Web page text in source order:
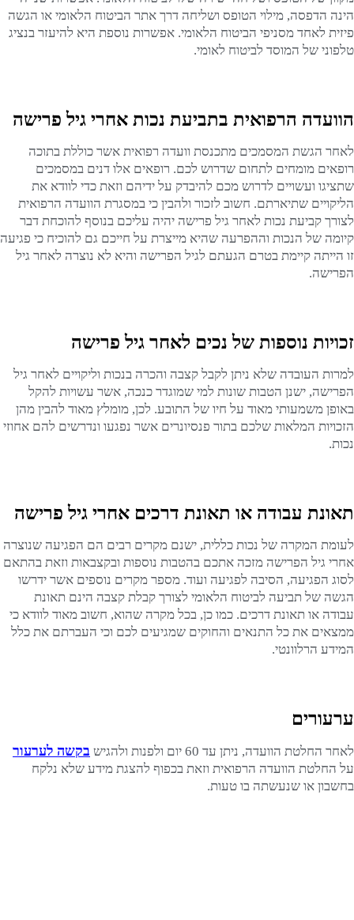
הינה הדפסה, מילוי הטופס ושליחה דרך אתר הביטוח הלאומי או הגשה
פיזית לאחד מסניפי הביטוח הלאומי. אפשרות נוספת היא להיעזר בנציג
טלפוני של המוסד לביטוח לאומי.
הוועדה הרפואית בתביעת נכות אחרי גיל פרישה
לאחר הגשת המסמכים מתכנסת וועדה רפואית אשר כוללת בתוכה
רופאים מומחים לתחום שדרוש לכם. רופאים אלו דנים במסמכים
שתציגו ועשויים לדרוש מכם להיבדק על ידיהם וזאת כדי לוודא את
הליקויים שתיארתם. חשוב לזכור ולהבין כי במסגרת הוועדה הרפואית
לצורך קביעת נכות לאחר גיל פרישה יהיה עליכם בנוסף להוכחת דבר
קיומה של הנכות וההפרעה שהיא מייצרת על חייכם גם להוכיח כי פגיעה
זו הייתה קיימת בטרם הגעתם לגיל הפרישה והיא לא נוצרה לאחר גיל
הפרישה.
זכויות נוספות של נכים לאחר גיל פרישה
למרות העובדה שלא ניתן לקבל קצבה והכרה בנכות וליקויים לאחר גיל
הפרישה, ישנן הטבות שונות למי שמוגדר כנכה, אשר עשויות להקל
באופן משמעותי מאוד על חיו של התובע. לכן, מומלץ מאוד להבין מהן
הזכויות המלאות שלכם בתור פנסיונרים אשר נפגעו ונדרשים להם אחוזי
נכות.
תאונת עבודה או תאונת דרכים אחרי גיל פרישה
לעומת המקרה של נכות כללית, ישנם מקרים רבים הם הפגיעה שנוצרה
אחרי גיל הפרישה מזכה אתכם בהטבות נוספות ובקצבאות וזאת בהתאם
לסוג הפגיעה, הסיבה לפגיעה ועוד. מספר מקרים נוספים אשר ידרשו
הגשה של תביעה לביטוח הלאומי לצורך קבלת קצבה הינם תאונת
עבודה או תאונת דרכים. כמו כן, בכל מקרה שהוא, חשוב מאוד לוודא כי
ממצאים את כל התנאים והחוקים שמגיעים לכם וכי העברתם את כלל
המידע הרלוונטי.
ערעורים
לאחר החלטת הוועדה, ניתן עד 60 יום ולפנות ולהגיש בקשה לערעור
על החלטת הוועדה הרפואית וזאת בכפוף להצגת מידע שלא נלקח
בחשבון או שנעשתה בו טעות.